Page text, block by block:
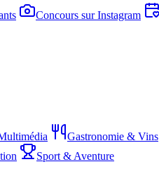
Concours sur Instagram
Gastronomie & Vins
Sport & Aventure